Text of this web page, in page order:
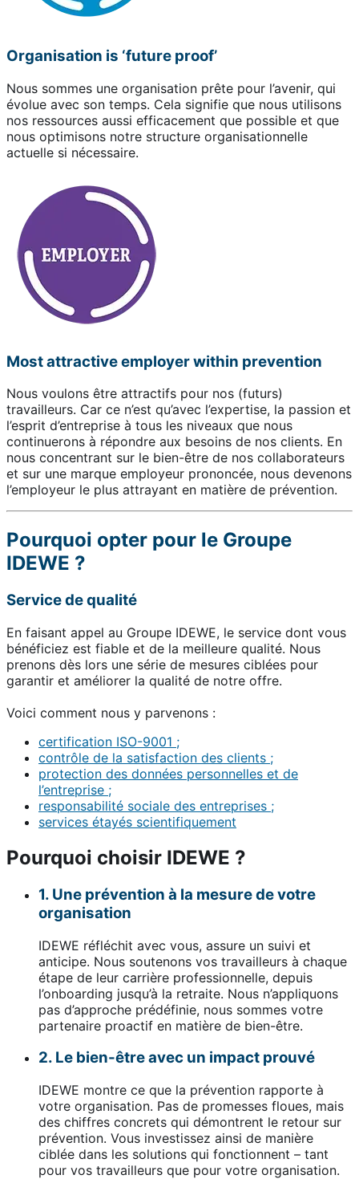
Organisation is ‘future proof’
Nous sommes une organisation prête pour l’avenir, qui
évolue avec son temps. Cela signifie que nous utilisons
nos ressources aussi efficacement que possible et que
nous optimisons notre structure organisationnelle
actuelle si nécessaire.
Most attractive employer within prevention
Nous voulons être attractifs pour nos (futurs)
travailleurs. Car ce n’est qu’avec l’expertise, la passion et
l’esprit d’entreprise à tous les niveaux que nous
continuerons à répondre aux besoins de nos clients. En
nous concentrant sur le bien-être de nos collaborateurs
et sur une marque employeur prononcée, nous devenons
l’employeur le plus attrayant en matière de prévention.
Pourquoi opter pour le Groupe
IDEWE ?
Service de qualité
En faisant appel au Groupe IDEWE, le service dont vous
bénéficiez est fiable et de la meilleure qualité. Nous
prenons dès lors une série de mesures ciblées pour
garantir et améliorer la qualité de notre offre.
Voici comment nous y parvenons :
certification ISO-9001 ;
contrôle de la satisfaction des clients ;
protection des données personnelles et de
l’entreprise ;
responsabilité sociale des entreprises ;
services étayés scientifiquement
Pourquoi choisir IDEWE ?
1. Une prévention à la mesure de votre
organisation
IDEWE réfléchit avec vous, assure un suivi et
anticipe. Nous soutenons vos travailleurs à chaque
étape de leur carrière professionnelle, depuis
l’onboarding jusqu’à la retraite. Nous n’appliquons
pas d’approche prédéfinie, nous sommes votre
partenaire proactif en matière de bien-être.
2. Le bien-être avec un impact prouvé
IDEWE montre ce que la prévention rapporte à
votre organisation. Pas de promesses floues, mais
des chiffres concrets qui démontrent le retour sur
prévention. Vous investissez ainsi de manière
ciblée dans les solutions qui fonctionnent – tant
pour vos travailleurs que pour votre organisation.